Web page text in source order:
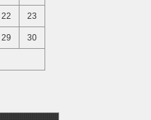
22 23
29 30